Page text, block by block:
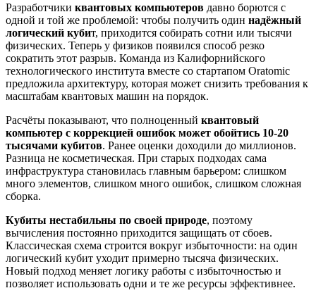
Разработчики квантовых компьютеров давно борются с
одной и той же проблемой: чтобы получить один надёжный
логический кубит, приходится собирать сотни или тысячи
физических. Теперь у физиков появился способ резко
сократить этот разрыв. Команда из Калифорнийского
технологического института вместе со стартапом Oratomic
предложила архитектуру, которая может снизить требования к
масштабам квантовых машин на порядок.
Расчёты показывают, что полноценный квантовый
компьютер с коррекцией ошибок может обойтись 10-20
тысячами кубитов. Ранее оценки доходили до миллионов.
Разница не косметическая. При старых подходах сама
инфраструктура становилась главным барьером: слишком
много элементов, слишком много ошибок, слишком сложная
сборка.
Кубиты нестабильны по своей природе, поэтому
вычисления постоянно приходится защищать от сбоев.
Классическая схема строится вокруг избыточности: на один
логический кубит уходит примерно тысяча физических.
Новый подход меняет логику работы с избыточностью и
позволяет использовать одни и те же ресурсы эффективнее.